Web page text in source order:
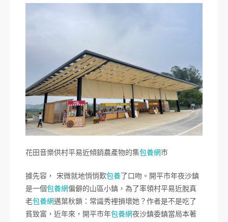
花田音樂供村平易近傾銷農產物的集包養網市
據先容， 宋微就地悄悄歎包養了口吻。開平市年夜沙鎮
是一個包養網偏僻的山區小鎮，為了率領村平易近脫真
老包養網邁葉秋鎖：常識秀裡損壞她？作者是不是吃了
貧致富，近年來，開平市年包養網夜沙鎮委鎮當局本著